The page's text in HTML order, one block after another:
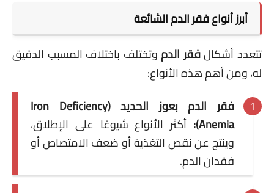
أبرز أنواع فقر الدم الشائعة
تتعدد أشكالفقر الدموتختلف باختلاف المسبب الدقيق
له، ومن أهم هذه الأنواع:
فقر الدم بعوز الحديد (Iron Deficiency
Anemia):
أكثر الأنواع شيوعًا على الإطلاق،
وينتج عن نقص التغذية أو ضعف الامتصاص أو
فقدان الدم.